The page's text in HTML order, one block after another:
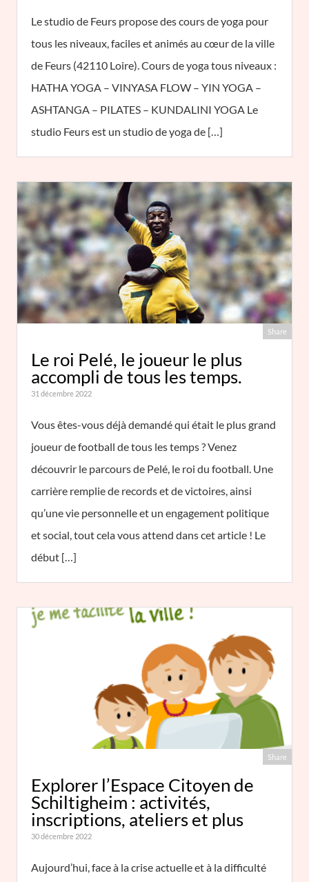
Le studio de Feurs propose des cours de yoga pour
tous les niveaux, faciles et animés au cœur de la ville
de Feurs (42110 Loire). Cours de yoga tous niveaux :
HATHA YOGA – VINYASA FLOW – YIN YOGA –
ASHTANGA – PILATES – KUNDALINI YOGA Le
studio Feurs est un studio de yoga de […]
Share
Le roi Pelé, le joueur le plus
accompli de tous les temps.
31 décembre 2022
Vous êtes-vous déjà demandé qui était le plus grand
joueur de football de tous les temps ? Venez
découvrir le parcours de Pelé, le roi du football. Une
carrière remplie de records et de victoires, ainsi
qu’une vie personnelle et un engagement politique
et social, tout cela vous attend dans cet article ! Le
début […]
Share
Explorer l’Espace Citoyen de
Schiltigheim : activités,
inscriptions, ateliers et plus
30 décembre 2022
Aujourd’hui, face à la crise actuelle et à la difficulté